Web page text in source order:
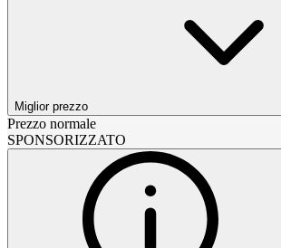
Miglior prezzo
Prezzo normale
SPONSORIZZATO